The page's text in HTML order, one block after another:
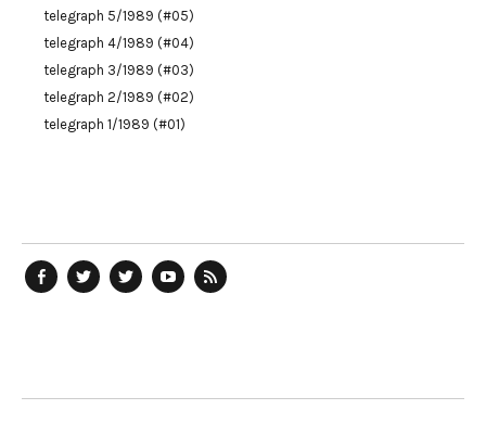
telegraph 5/1989 (#05)
telegraph 4/1989 (#04)
telegraph 3/1989 (#03)
telegraph 2/1989 (#02)
telegraph 1/1989 (#01)